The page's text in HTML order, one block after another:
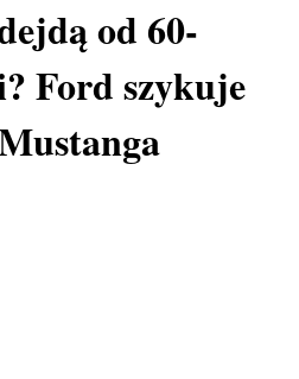
od 60-
Ford szykuje